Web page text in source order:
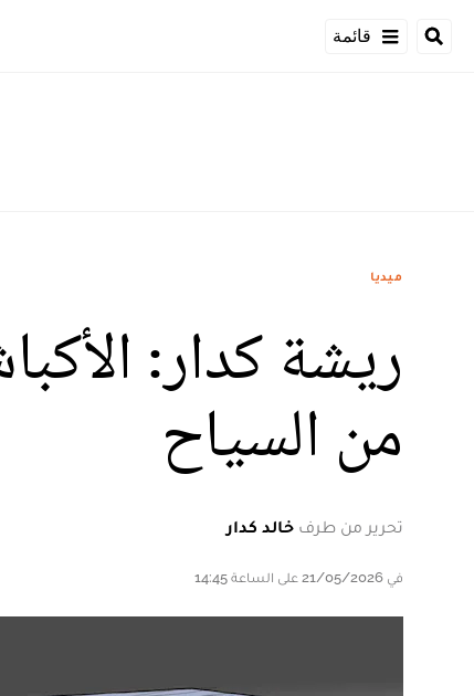
قائمة
ميديا
ريشة كدار:
من السياح
تحرير من طرف خالد كدار
في 21/05/2026 على الساعة 14:45